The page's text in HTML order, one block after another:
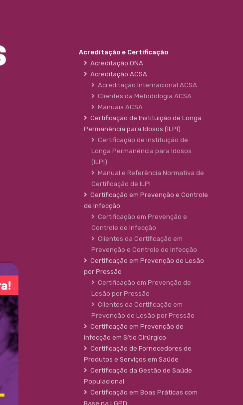
Acreditação e Certificação
Acreditação ONA
Acreditação ACSA
Acreditação Internacional ACSA
Clientes da Metodologia ACSA
Manuais ACSA
Certificação de Instituição de Longa
Permanência para Idosos (ILPI)
Certificação de Instituição de
Longa Permanência para Idosos
(ILPI)
Manual e Referência Normativa de
Certificação de ILPI
Certificação em Prevenção e Controle
de Infecção
Certificação em Prevenção e
Controle de Infecção
Clientes da Certificação em
Prevenção e Controle de Infecção
Certificação em Prevenção de Lesão
por Pressão
Certificação em Prevenção de
Lesão por Pressão
Clientes da Certificação em
Prevenção de Lesão por Pressão
Certificação em Prevenção de
infecção em Sítio Cirúrgico
Certificação de Fornecedores de
Produtos e Serviços em Saúde
Certificação da Gestão de Saúde
Populacional
Certificação em Boas Práticas com
Base na LGPD